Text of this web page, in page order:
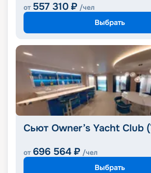
от 557 310 ₽ /чел
Выбрать
Сьют Owner’s Yacht Club
от 696 564 ₽ /чел
Выбрать